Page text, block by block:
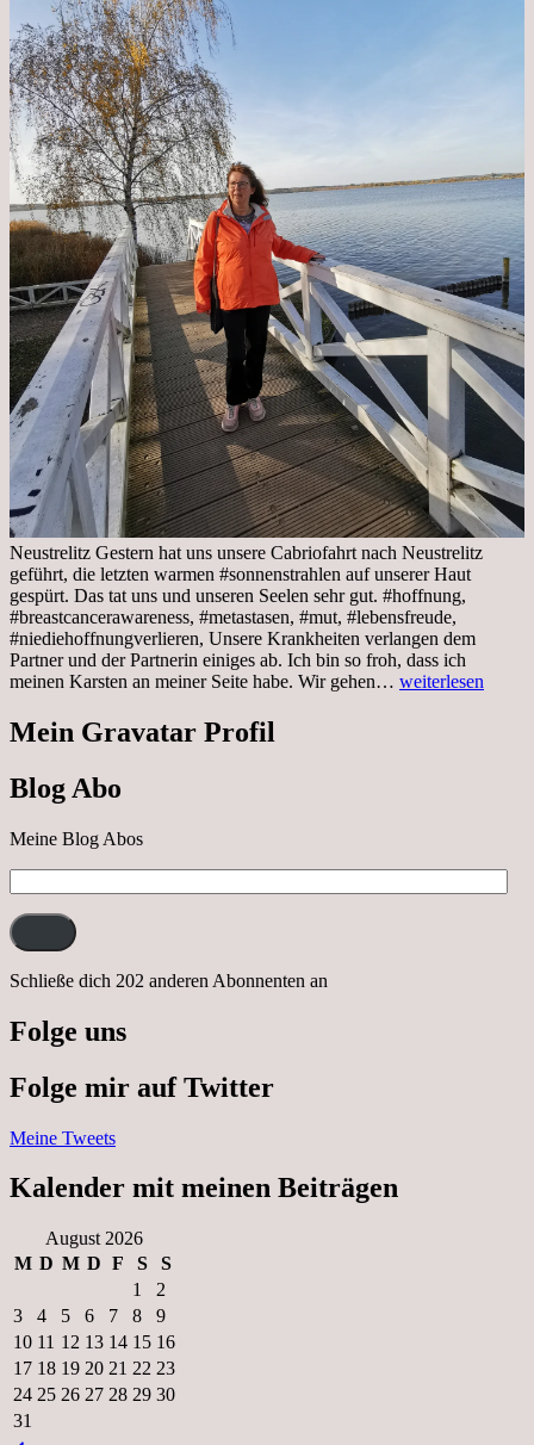
Neustrelitz Gestern hat uns unsere Cabriofahrt nach Neustrelitz
geführt, die letzten warmen #sonnenstrahlen auf unserer Haut
gespürt. Das tat uns und unseren Seelen sehr gut. #hoffnung,
#breastcancerawareness, #metastasen, #mut, #lebensfreude,
#niediehoffnungverlieren, Unsere Krankheiten verlangen dem
Partner und der Partnerin einiges ab. Ich bin so froh, dass ich
meinen Karsten an meiner Seite habe. Wir gehen… Sonnabend,
weiterlesen
Mein Gravatar Profil
Blog Abo
Meine Blog Abos
Mail-
Adresse:
Schließe dich 202 anderen Abonnenten an
Folge uns
Folge mir auf Twitter
Meine Tweets
Kalender mit meinen Beiträgen
August 2026
M D M D F S
S
1
2
3
4 5 6 7 8
9
10 11 12 13 14 15 16
17 18 19 20 21 22 23
24 25 26 27 28 29 30
31